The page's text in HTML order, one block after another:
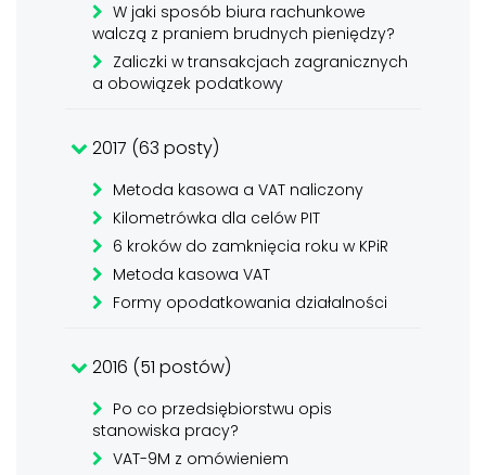
W jaki sposób biura rachunkowe
walczą z praniem brudnych pieniędzy?
Zaliczki w transakcjach zagranicznych
a obowiązek podatkowy
2017 (63 posty)
Metoda kasowa a VAT naliczony
Kilometrówka dla celów PIT
6 kroków do zamknięcia roku w KPiR
Metoda kasowa VAT
Formy opodatkowania działalności
2016 (51 postów)
Po co przedsiębiorstwu opis
stanowiska pracy?
VAT-9M z omówieniem